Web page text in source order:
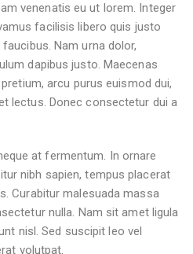
venenatis eu ut lorem. Integer
facilisis libero quis justo
Nam urna dolor,
dapibus justo. Maecenas
arcu purus euismod dui,
lectus. Donec consectetur dui a
at fermentum. In ornare
nibh sapien, tempus placerat
Curabitur malesuada massa
nulla. Nam sit amet ligula
nisl. Sed suscipit leo vel
volutpat.